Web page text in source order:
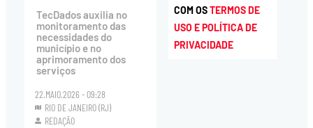
TecDados auxilia no
monitoramento das
necessidades do
município e no
aprimoramento dos
serviços
22.MAIO.2026 - 09:28
RIO DE JANEIRO (RJ)
REDAÇÃO
COM OSTERMOS DE
USO E POLÍTICA DE
PRIVACIDADE